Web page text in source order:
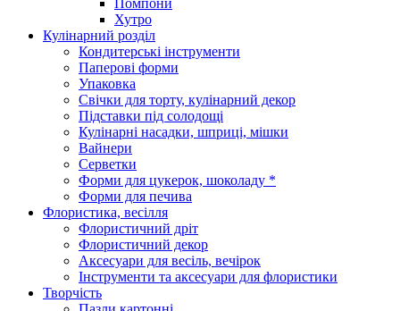
Хутро
Кулінарний розділ
Кондитерські інструменти
Паперові форми
Упаковка
Свічки для торту, кулінарний декор
Підставки під солодощі
Кулінарні насадки, шприці, мішки
Вайнери
Серветки
Форми для цукерок, шоколаду *
Форми для печива
Флористика, весілля
Флористичний дріт
Флористичний декор
Аксесуари для весіль, вечірок
Інструменти та аксесуари для флористики
Творчість